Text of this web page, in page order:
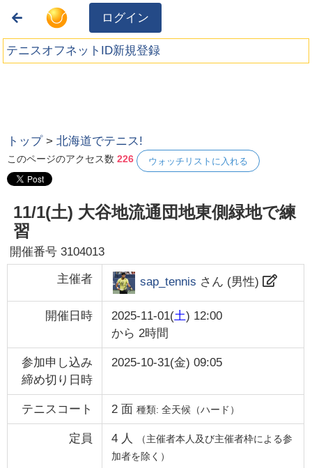
ログイン
テニスオフネットID新規登録
トップ >北海道でテニス!
このページのアクセス数226 ウォッチリストに入れる
11/1(土) 大谷地流通団地東側緑地で練
習
開催番号3104013
主催者 sap_tennis さん (男性)
開催日時 2025-11-01(土) 12:00
から 2時間
参加申し込み
締め切り日時
2025-10-31(金) 09:05
テニスコート 2面 種類: 全天候（ハード）
定員 4 人
（主催者本人及び主催者枠による参
加者を除く）